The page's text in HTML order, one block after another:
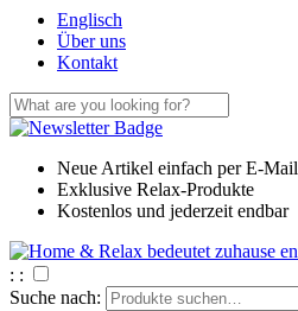
Englisch
Über uns
Kontakt
Neue Artikel einfach per E-Mail
Exklusive Relax-Produkte
Kostenlos und jederzeit endbar
: :
Suche nach: